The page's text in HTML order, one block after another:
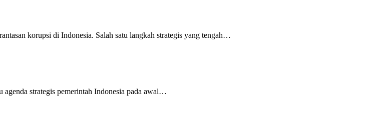
korupsi di Indonesia. Salah satu langkah strategis yang tengah…
agenda strategis pemerintah Indonesia pada awal…